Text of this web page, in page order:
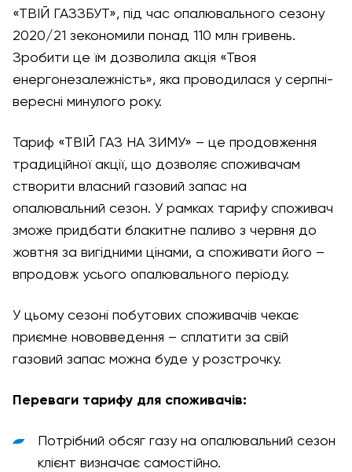
«ТВІЙ ГАЗЗБУТ», під час опалювального сезону
2020/21 зекономили понад 110 млн гривень.
Зробити це їм дозволила акція «Твоя
енергонезалежність», яка проводилася у серпні-
вересні минулого року.
Тариф «ТВІЙ ГАЗ НА ЗИМУ» – це продовження
традиційної акції, що дозволяє споживачам
створити власний газовий запас на
опалювальний сезон. У рамках тарифу споживач
зможе придбати блакитне паливо з червня до
жовтня за вигідними цінами, а споживати його –
впродовж усього опалювального періоду.
У цьому сезоні побутових споживачів чекає
приємне нововведення – сплатити за свій
газовий запас можна буде у розстрочку.
Переваги тарифу для споживачів:
Потрібний обсяг газу на опалювальний сезон
клієнт визначає самостійно.